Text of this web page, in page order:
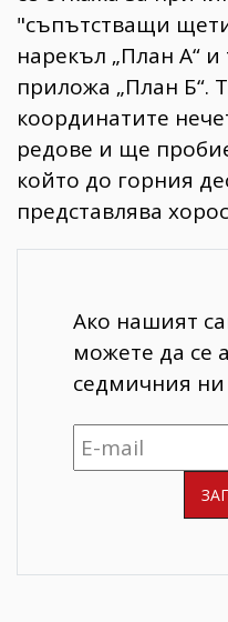
"съпътстващи
нарекъл „План А“
приложа „План Б“.
координатите
редове и ще
който до горния
представлява
Ако нашият
можете да се
седмичния